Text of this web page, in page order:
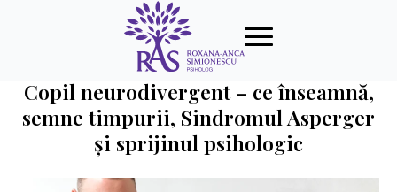
Copil neurodivergent – ce înseamnă,
semne timpurii, Sindromul Asperger
și sprijinul psihologic